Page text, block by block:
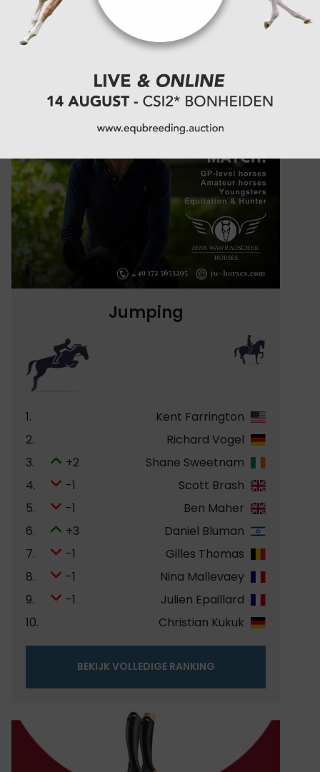
Jumping
1.
Kent Farrington
2.
Richard Vogel
3.
+2
Shane Sweetnam
4.
-1
Scott Brash
5.
-1
Ben Maher
6.
+3
Daniel Bluman
7.
-1
Gilles Thomas
8.
-1
Nina Mallevaey
9.
-1
Julien Epaillard
10.
Christian Kukuk
BEKIJK VOLLEDIGE RANKING